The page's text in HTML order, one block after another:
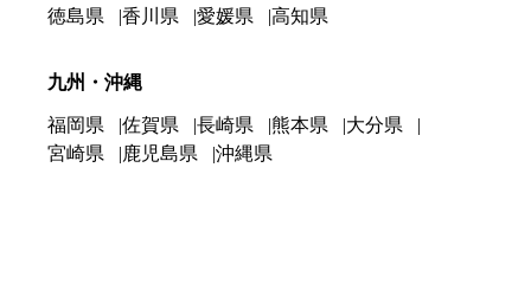
徳島県
香川県 愛媛県 高知県
九州・沖縄
福岡県 佐賀県 長崎県 熊本県
大分県
宮崎県
鹿児島県 沖縄県